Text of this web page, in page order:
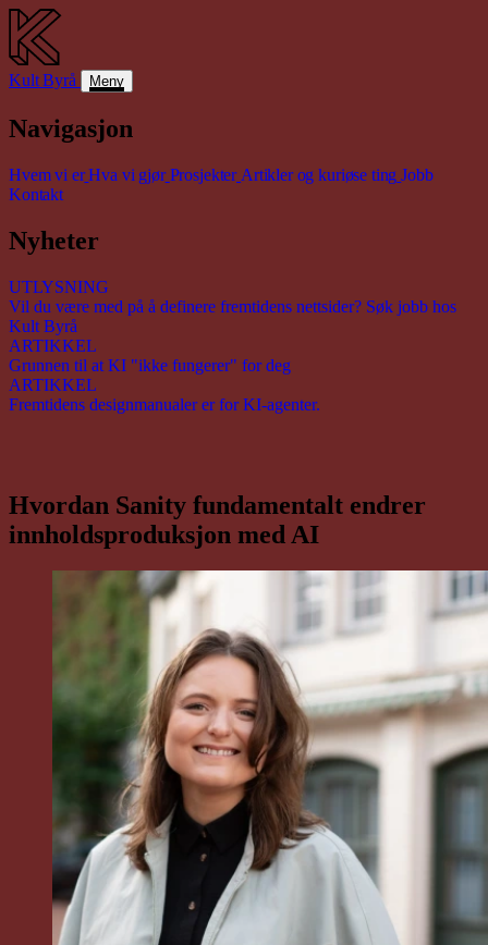
KultByrå Meny
Navigasjon
Hvem vi er Hva vi gjør Prosjekter Artikler og kuriøse ting Jobb
Kontakt
Nyheter
UTLYSNING
Vil du være med på å definere fremtidens nettsider? Søk jobb hos
Kult Byrå
ARTIKKEL
Grunnen til at KI "ikke fungerer" for deg
ARTIKKEL
Fremtidens designmanualer er for KI-agenter.
Hvordan Sanity fundamentalt endrer
innholdsproduksjon med AI